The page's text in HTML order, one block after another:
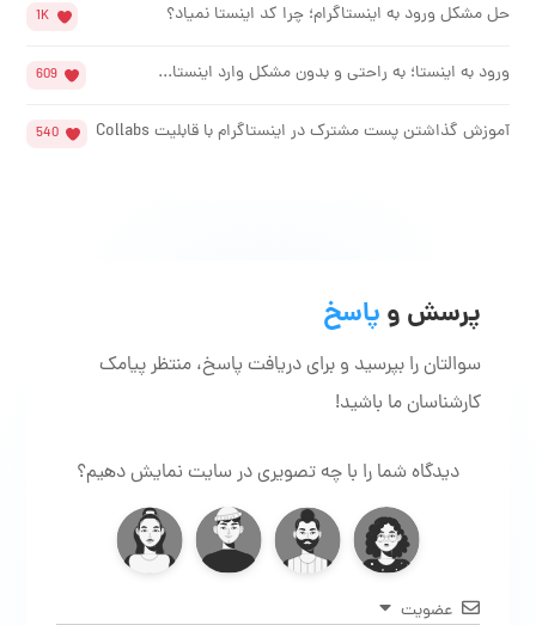
حل مشکل ورود به اینستاگرام؛ چرا کد اینستا نمیاد؟ 1K
ورود به اینستا؛ به راحتی و بدون مشکل وارد اینستا... 609
آموزش گذاشتن پست مشترک در اینستاگرام با قابلیت Collabs 540
پرسش و پاسخ
سوالتان را بپرسید و برای دریافت پاسخ، منتظر پیامک
کارشناسان ما باشید!
دیدگاه شما را با چه تصویری در سایت نمایش دهیم؟
عضویت